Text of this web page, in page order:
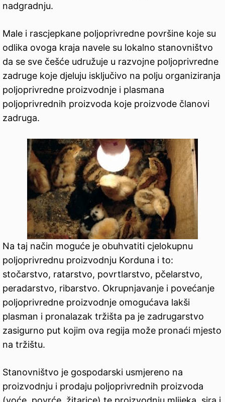
nadgradnju.
Male i rascjepkane poljoprivredne površine koje su
odlika ovoga kraja navele su lokalno stanovništvo
da se sve češće udružuje u razvojne poljoprivredne
zadruge koje djeluju isključivo na polju organiziranja
poljoprivredne proizvodnje i plasmana
poljoprivrednih proizvoda koje proizvode članovi
zadruga.
Na taj način moguće je obuhvatiti cjelokupnu
poljoprivrednu proizvodnju Korduna i to:
stočarstvo, ratarstvo, povrtlarstvo, pčelarstvo,
peradarstvo, ribarstvo. Okrupnjavanje i povećanje
poljoprivredne proizvodnje omogućava lakši
plasman i pronalazak tržišta pa je zadrugarstvo
zasigurno put kojim ova regija može pronaći mjesto
na tržištu.
Stanovništvo je gospodarski usmjereno na
proizvodnju i prodaju poljoprivrednih proizvoda